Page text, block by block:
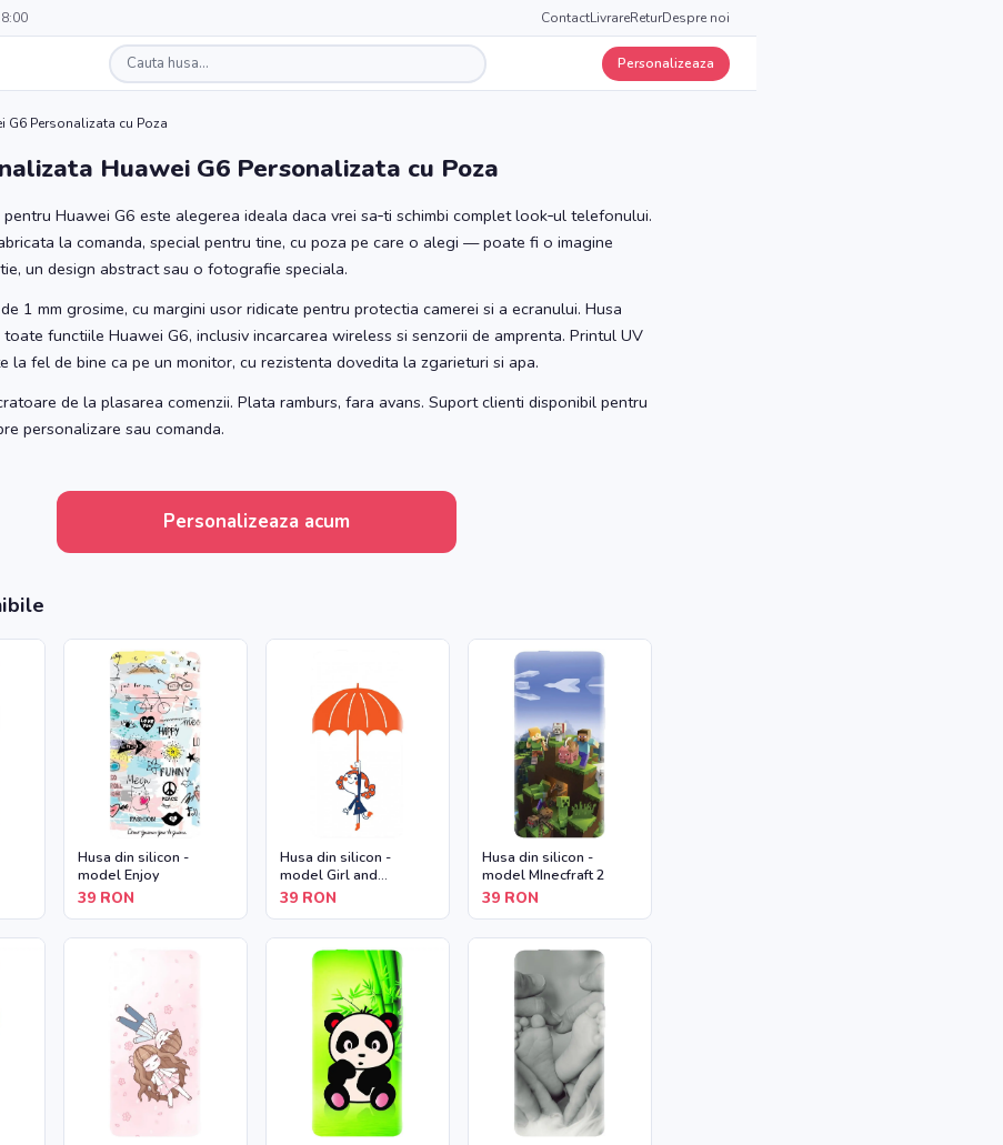
ContactLivrareReturDespre noi
Personalizeaza
G6 Personalizata cu Poza
Huawei G6 Personalizata cu Poza
Huawei G6 este alegerea ideala daca vrei sa‑ti schimbi complet look‑ul telefonului.
la comanda, special pentru tine, cu poza pe care o alegi — poate fi o imagine
un design abstract sau o fotografie speciala.
1 mm grosime, cu margini usor ridicate pentru protectia camerei si a ecranului. Husa
functiile Huawei G6, inclusiv incarcarea wireless si senzorii de amprenta. Printul UV
la fel de bine ca pe un monitor, cu rezistenta dovedita la zgarieturi si apa.
de la plasarea comenzii. Plata ramburs, fara avans. Suport clienti disponibil pentru
personalizare sau comanda.
Personalizeaza acum
Husa din silicon -
model Enjoy
39 RON
Husa din silicon -
model Girl and
Umbrella
39 RON
Husa din silicon -
model MInecfraft 2
39 RON